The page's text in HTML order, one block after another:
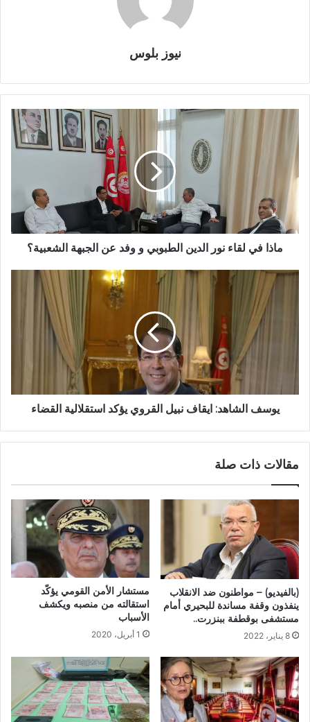
نيوز بلوس
ماذا في لقاء نور الدين الطبوبي و وفد عن الجبهة الشعبية؟
يوسف الشاهد: ايقاف نبيل القروي يؤكد استقلالية القضاء
مقالات ذات صلة
(بالفيديو) – مواطنون ضد الانقلاب
ينفذون وقفة مساندة للبحيري أمام
مستشفى بوقطفة ببنزرت..
8 يناير، 2022
مستشار الأمن القومي يؤكّد
استقالته من منصبه ويكشف
الأسباب
1 أبريل، 2020